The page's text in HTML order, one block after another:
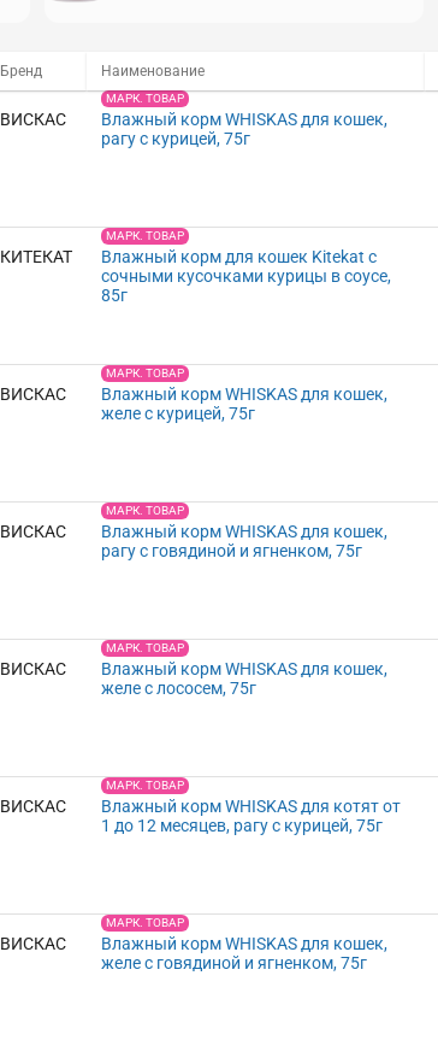
Бренд Наименование
ВИСКАС
МАРК. ТОВАР
Влажный корм WHISKAS для кошек,
рагу с курицей, 75г
КИТЕКАТ
МАРК. ТОВАР
Влажный корм для кошек Kitekat c
сочными кусочками курицы в соусе,
85г
ВИСКАС
МАРК. ТОВАР
Влажный корм WHISKAS для кошек,
желе с курицей, 75г
ВИСКАС
МАРК. ТОВАР
Влажный корм WHISKAS для кошек,
рагу с говядиной и ягненком, 75г
ВИСКАС
МАРК. ТОВАР
Влажный корм WHISKAS для кошек,
желе с лососем, 75г
ВИСКАС
МАРК. ТОВАР
Влажный корм WHISKAS для котят от
1 до 12 месяцев, рагу с курицей, 75г
ВИСКАС
МАРК. ТОВАР
Влажный корм WHISKAS для кошек,
желе с говядиной и ягненком, 75г